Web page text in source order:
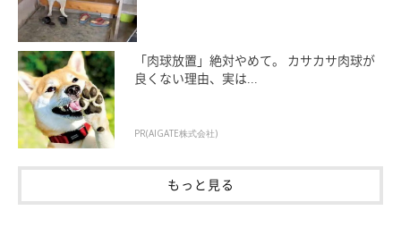
「肉球放置」絶対やめて。 カサカサ肉球が
良くない理由、実は...
PR(AIGATE株式会社)
もっと見る